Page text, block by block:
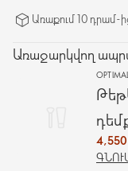
Առաքում 10 դրամ-
Առաջարկվող